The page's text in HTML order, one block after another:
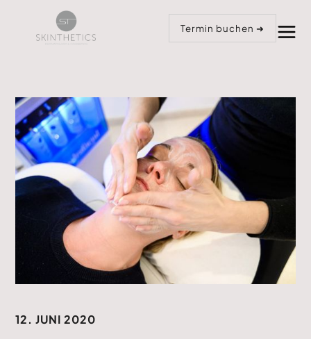
Termin buchen
Anrufen
Termin buchen ➜
12. JUNI 2020